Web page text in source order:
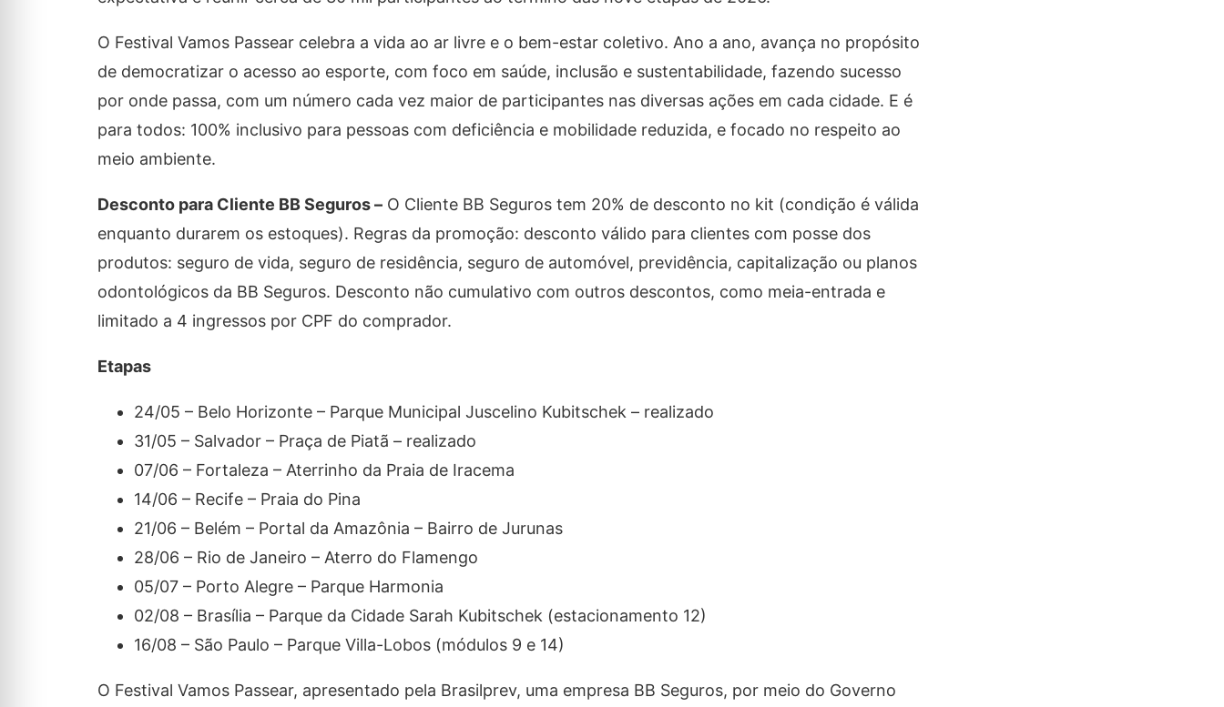
O Festival Vamos Passear celebra a vida ao ar livre e o bem-estar coletivo. Ano a ano, avança no propósito
de democratizar o acesso ao esporte, com foco em saúde, inclusão e sustentabilidade, fazendo sucesso
por onde passa, com um número cada vez maior de participantes nas diversas ações em cada cidade. E é
para todos: 100% inclusivo para pessoas com deficiência e mobilidade reduzida, e focado no respeito ao
meio ambiente.
Desconto para Cliente BB Seguros –O Cliente BB Seguros tem 20% de desconto no kit (condição é válida
enquanto durarem os estoques). Regras da promoção: desconto válido para clientes com posse dos
produtos: seguro de vida, seguro de residência, seguro de automóvel, previdência, capitalização ou planos
odontológicos da BB Seguros. Desconto não cumulativo com outros descontos, como meia-entrada e
limitado a 4 ingressos por CPF do comprador.
Etapas
24/05 – Belo Horizonte – Parque Municipal Juscelino Kubitschek – realizado
31/05 – Salvador – Praça de Piatã – realizado
07/06 – Fortaleza – Aterrinho da Praia de Iracema
14/06 – Recife – Praia do Pina
21/06 – Belém – Portal da Amazônia – Bairro de Jurunas
28/06 – Rio de Janeiro – Aterro do Flamengo
05/07 – Porto Alegre – Parque Harmonia
02/08 – Brasília – Parque da Cidade Sarah Kubitschek (estacionamento 12)
16/08 – São Paulo – Parque Villa-Lobos (módulos 9 e 14)
O Festival Vamos Passear, apresentado pela Brasilprev, uma empresa BB Seguros, por meio do Governo